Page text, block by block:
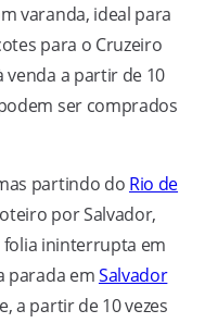
varanda, ideal para
para o Cruzeiro
venda a partir de 10
ser comprados
partindo do Rio de
por Salvador,
folia ininterrupta em
parada emSalvador
a partir de 10 vezes